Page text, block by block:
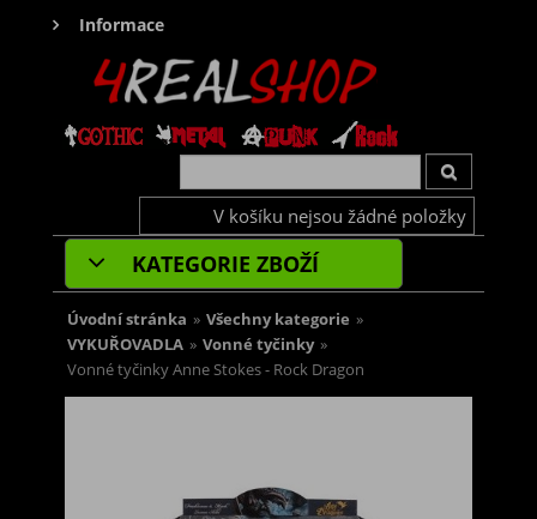
Informace
V košíku nejsou žádné položky
KATEGORIE ZBOŽÍ
Úvodní stránka » Všechny kategorie »
VYKUŘOVADLA » Vonné tyčinky »
Vonné tyčinky Anne Stokes - Rock Dragon